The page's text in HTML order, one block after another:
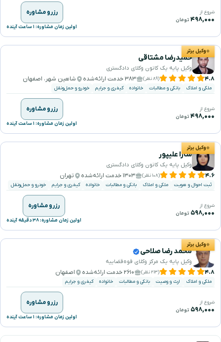
شروع از
۴۹۸,۰۰۰ تومان
رزرو مشاوره
اولین زمان مشاوره: ۱ ساعت آینده
وکیل برتر
حمیدرضا مشتاقی
وکیل پایه یک کانون وکلای دادگستری
۴.۸ (۸۹ نظر) ۳۸۳ خدمت ارائه‌شده شاهین شهر، اصفهان
ملکی و املاک بانکی و مطالبات خانواده کیفری و جرایم خودرو و حمل‌ونقل
شروع از
۴۹۸,۰۰۰ تومان
رزرو مشاوره
اولین زمان مشاوره: ۱ ساعت آینده
وکیل برتر
سارا علیپور
وکیل پایه یک کانون وکلای دادگستری
۴.۶ (۱۰۸ نظر) ۱۳۰۳ خدمت ارائه‌شده تهران
ثبت احوال و هویت ملکی و املاک بانکی و مطالبات خانواده کیفری و جرایم خودرو و حمل‌ونقل
شروع از
۵۹۸,۰۰۰ تومان
رزرو مشاوره
اولین زمان مشاوره: ۳۸ دقیقه آینده
وکیل برتر
محمد رضا صلاحی
وکیل پایه یک مرکز وکلای قوه‌قضاییه
۴.۸ (۲۱۳ نظر) ۲۶۱۰ خدمت ارائه‌شده اصفهان
ملکی و املاک ارث و وصیت بانکی و مطالبات خانواده کیفری و جرایم
شروع از
۵۹۸,۰۰۰ تومان
رزرو مشاوره
اولین زمان مشاوره: ۱ ساعت آینده